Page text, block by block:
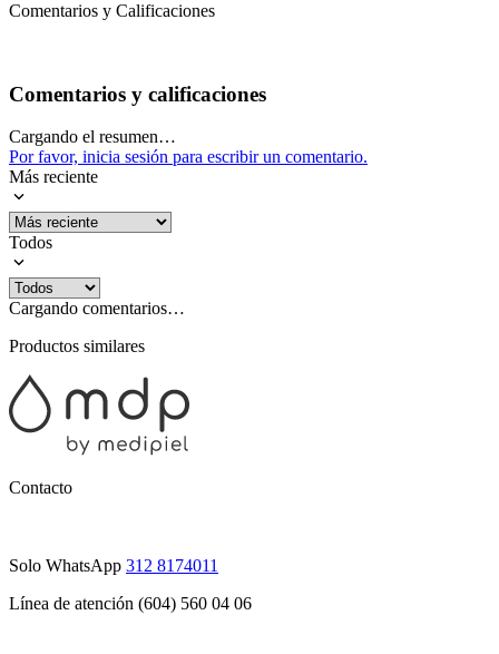
Comentarios y Calificaciones
Comentarios y calificaciones
Cargando el resumen…
Por favor, inicia sesión para escribir un comentario.
Más reciente
Todos
Cargando comentarios…
Productos similares
Contacto
Solo WhatsApp 312 8174011
Línea de atención (604) 560 04 06